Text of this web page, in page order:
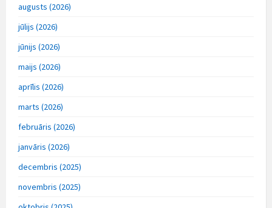
augusts (2026)
jūlijs (2026)
jūnijs (2026)
maijs (2026)
aprīlis (2026)
marts (2026)
februāris (2026)
janvāris (2026)
decembris (2025)
novembris (2025)